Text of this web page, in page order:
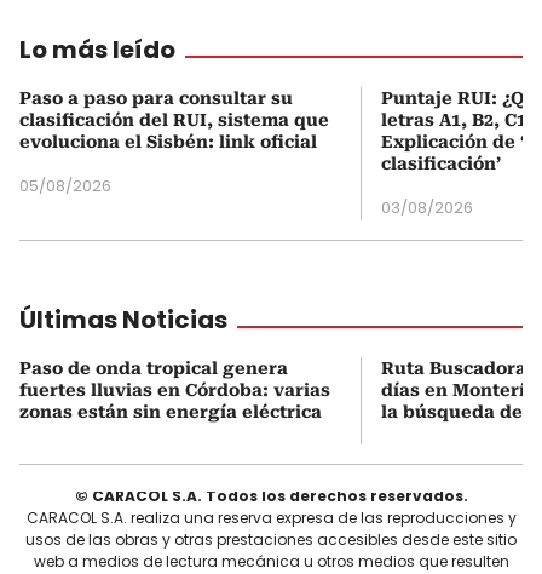
Lo más leído
Paso a paso para consultar su
clasificación del RUI, sistema que
evoluciona el Sisbén: link oficial
05/08/2026
Puntaje RUI:
letras A1, B2, C1
Explicación de
clasificación’
03/08/2026
Últimas Noticias
Paso de onda tropical genera
fuertes lluvias en Córdoba: varias
zonas están sin energía eléctrica
Ruta Buscadora
días en
la búsqueda de
© CARACOL S.A. Todos los derechos reservados.
CARACOL S.A. realiza una reserva expresa de las reproducciones y
usos de las obras y otras prestaciones accesibles desde este sitio
web a medios de lectura mecánica u otros medios que resulten